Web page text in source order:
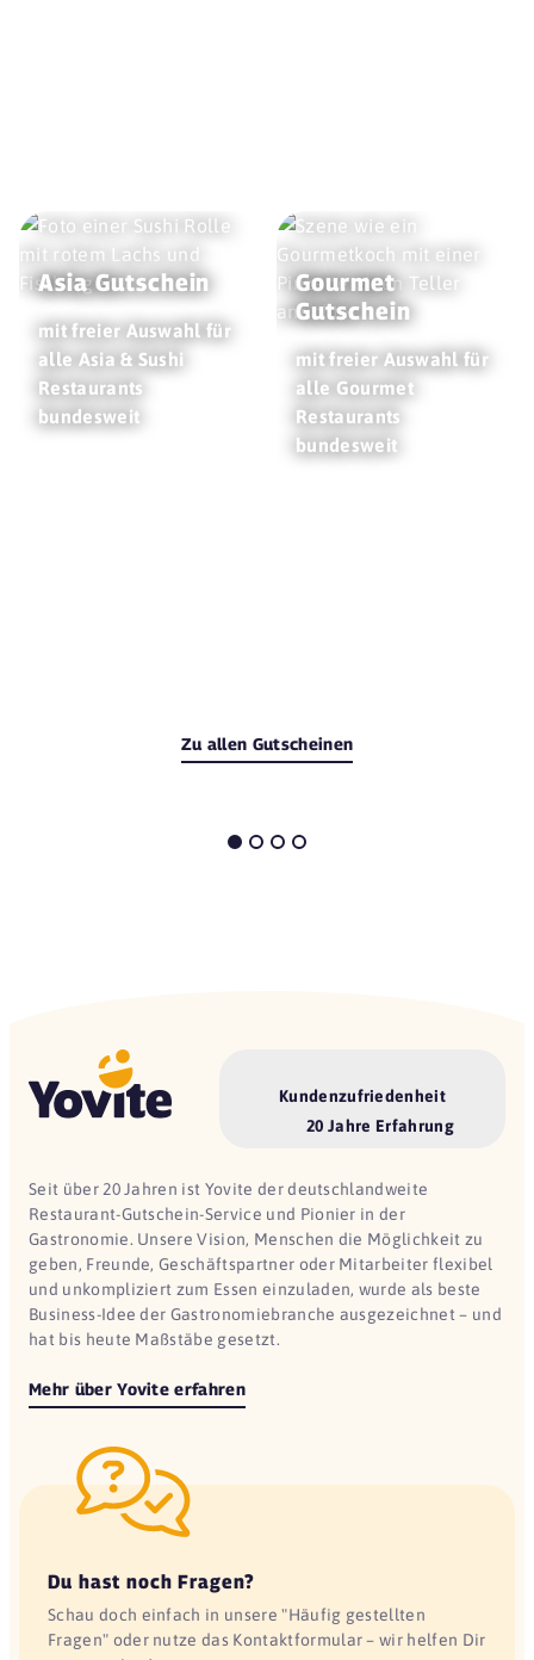
Asia Gutschein
mit freier Auswahl für
alle Asia & Sushi
Restaurants
bundesweit
Gourmet
Gutschein
mit freier Auswahl für
alle Gourmet
Restaurants
bundesweit
Zu allen Gutscheinen
Kundenzufriedenheit
20 Jahre Erfahrung
Seit über 20 Jahren ist Yovite der deutschlandweite
Restaurant-Gutschein-Service und Pionier in der
Gastronomie. Unsere Vision, Menschen die Möglichkeit zu
geben, Freunde, Geschäftspartner oder Mitarbeiter flexibel
und unkompliziert zum Essen einzuladen, wurde als beste
Business-Idee der Gastronomiebranche ausgezeichnet – und
hat bis heute Maßstäbe gesetzt.
Mehr über Yovite erfahren
Du hast noch Fragen?
Schau doch einfach in unsere "Häufig gestellten
Fragen" oder nutze das Kontaktformular – wir helfen Dir